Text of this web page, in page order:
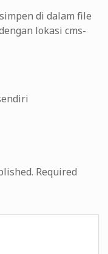
di dalam file
lokasi cms-
Required